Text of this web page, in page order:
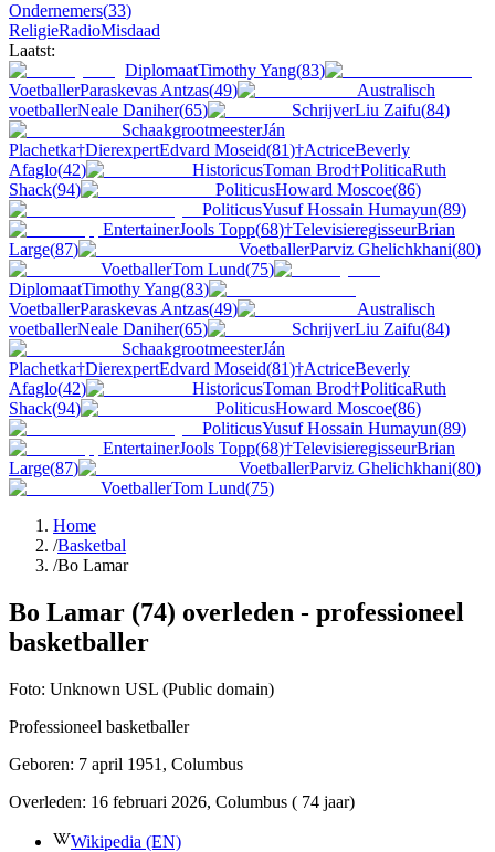
Ondernemers(33)
ReligieRadioMisdaad
Laatst:
DiplomaatTimothy Yang(83)
VoetballerParaskevas Antzas(49)
Australisch
voetballerNeale Daniher(65) SchrijverLiu Zaifu(84)
SchaakgrootmeesterJán
Plachetka†DierexpertEdvard Moseid(81)†ActriceBeverly
Afaglo(42) HistoricusToman Brod†PoliticaRuth
Shack(94) PoliticusHoward Moscoe(86)
PoliticusYusuf Hossain Humayun(89)
EntertainerJools Topp(68)†TelevisieregisseurBrian
Large(87) VoetballerParviz Ghelichkhani(80)
VoetballerTom Lund(75)
DiplomaatTimothy Yang(83)
VoetballerParaskevas Antzas(49)
Australisch
voetballerNeale Daniher(65) SchrijverLiu Zaifu(84)
SchaakgrootmeesterJán
Plachetka†DierexpertEdvard Moseid(81)†ActriceBeverly
Afaglo(42) HistoricusToman Brod†PoliticaRuth
Shack(94) PoliticusHoward Moscoe(86)
PoliticusYusuf Hossain Humayun(89)
EntertainerJools Topp(68)†TelevisieregisseurBrian
Large(87) VoetballerParviz Ghelichkhani(80)
VoetballerTom Lund(75)
Home
/Basketbal
/Bo Lamar
Bo Lamar (74) overleden - professioneel
basketballer
Foto: Unknown USL (Public domain)
Professioneel basketballer
Geboren: 7 april 1951 , Columbus
Overleden: 16 februari 2026, Columbus ( 74 jaar)
Wikipedia (EN)